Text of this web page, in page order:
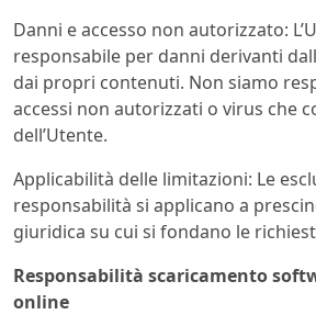
Danni e accesso non autorizzato:
responsabile per danni derivanti
dai propri contenuti. Non siamo
accessi non autorizzati o virus che
dell’Utente.
Applicabilità delle limitazioni: Le
responsabilità si applicano a
giuridica su cui si fondano le
Responsabilità scaricamento
online